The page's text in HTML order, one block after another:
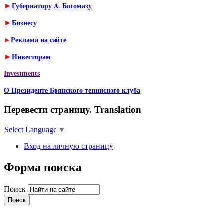
► Губернатору А. Богомазу
► Бизнесу
► Реклама на сайте
► Инвесторам
Investments
О Президенте Брянского теннисного клуба
Перевести страницу. Translation
Select Language ▼
Вход на личную страницу
Форма поиска
Поиск